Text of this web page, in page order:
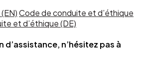
Code de conduite et d’éthique
et d’éthique (DE)
d’assistance, n’hésitez pas à